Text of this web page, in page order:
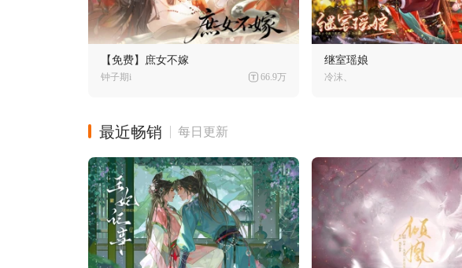
【免费】庶女不嫁
钟子期i 66.9万
继室瑶娘
冷沫、
最近畅销 每日更新